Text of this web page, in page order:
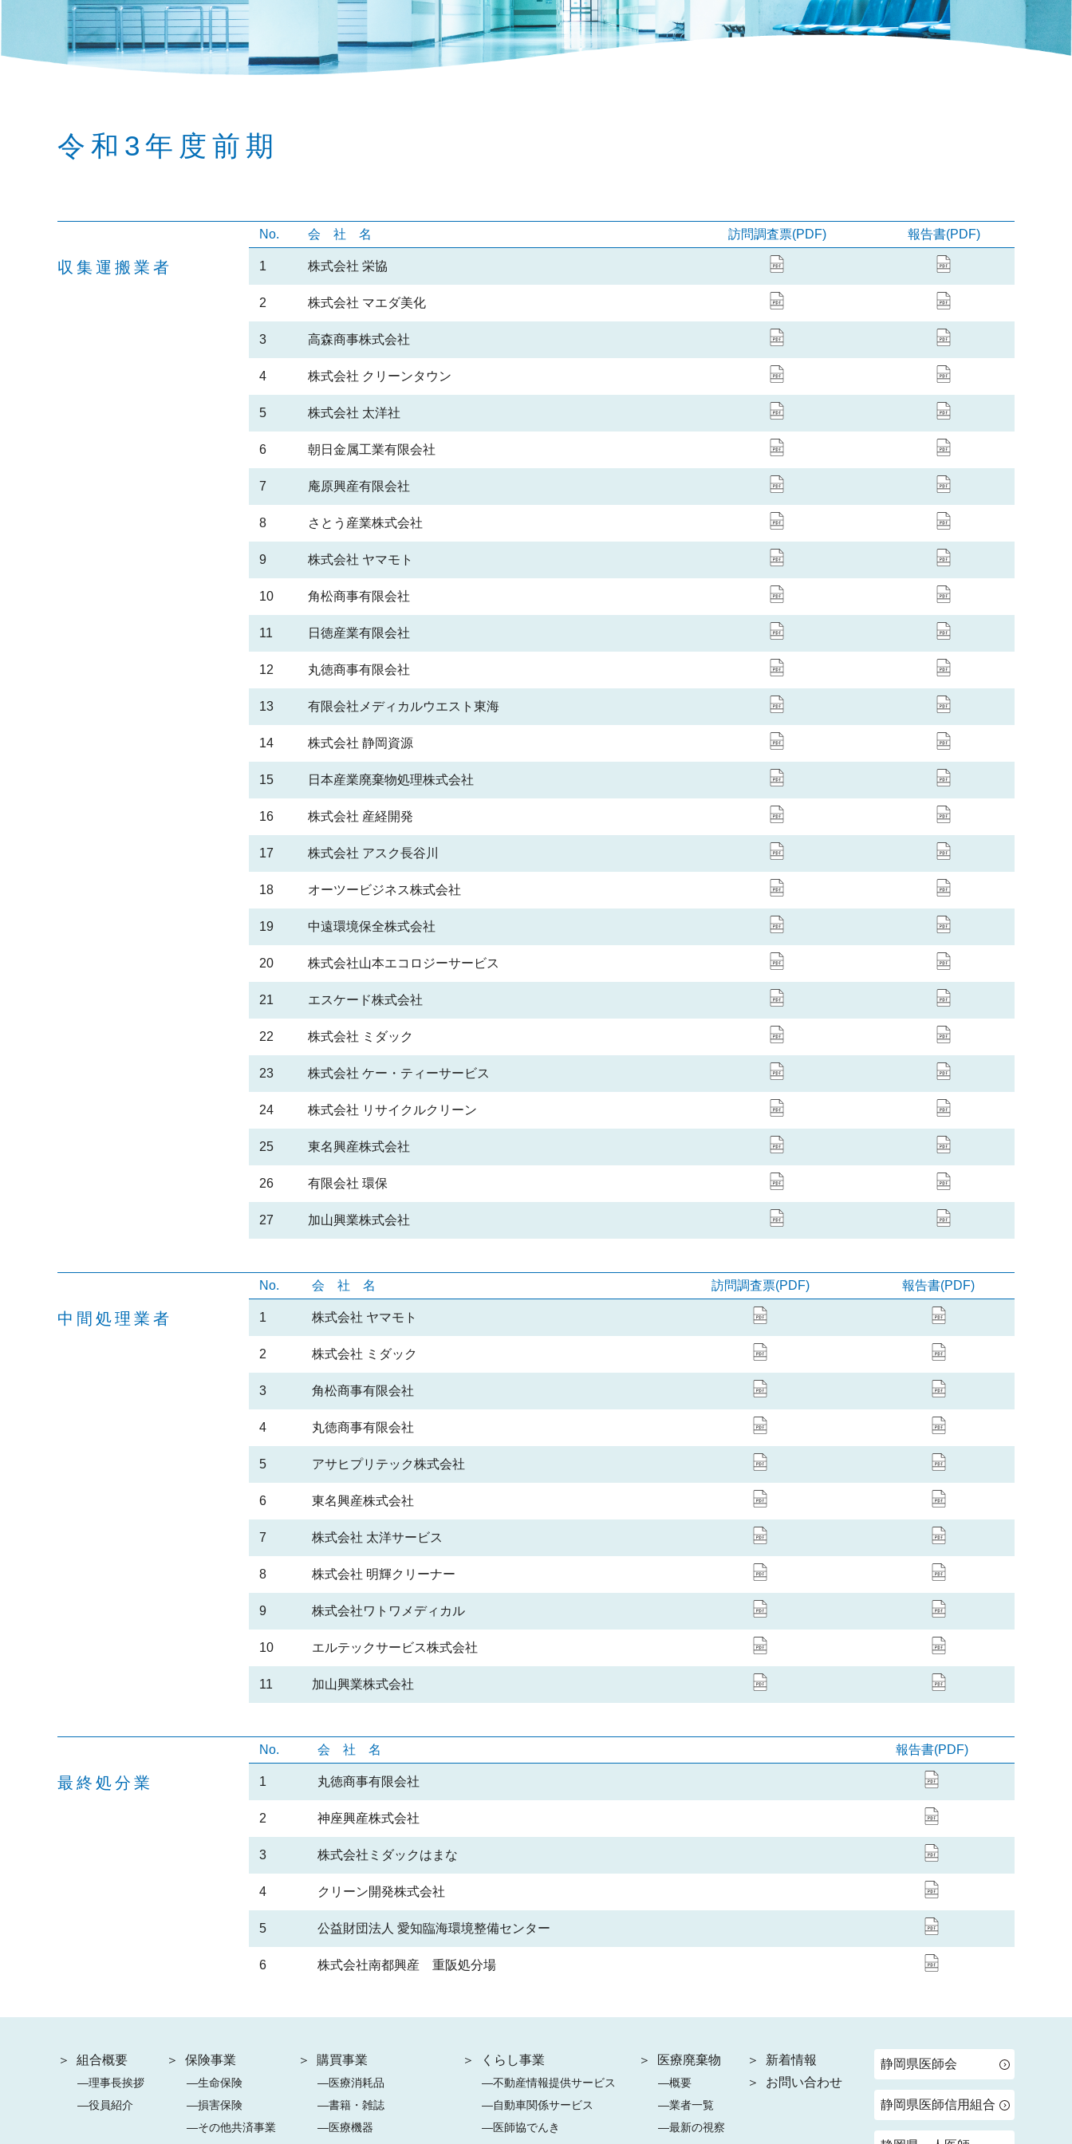
令和3年度前期
収集運搬業者
No. 会社名 訪問調査票(PDF) 報告書(PDF)
1 株式会社 栄協
2 株式会社 マエダ美化
3 高森商事株式会社
4 株式会社 クリーンタウン
5 株式会社 太洋社
6 朝日金属工業有限会社
7 庵原興産有限会社
8 さとう産業株式会社
9 株式会社 ヤマモト
10 角松商事有限会社
11 日徳産業有限会社
12 丸徳商事有限会社
13 有限会社メディカルウエスト東海
14 株式会社 静岡資源
15 日本産業廃棄物処理株式会社
16 株式会社 産経開発
17 株式会社 アスク長谷川
18 オーツービジネス株式会社
19 中遠環境保全株式会社
20 株式会社山本エコロジーサービス
21 エスケード株式会社
22 株式会社 ミダック
23 株式会社 ケー・ティーサービス
24 株式会社 リサイクルクリーン
25 東名興産株式会社
26 有限会社 環保
27 加山興業株式会社
中間処理業者
No. 会社名 訪問調査票(PDF) 報告書(PDF)
1 株式会社 ヤマモト
2 株式会社 ミダック
3 角松商事有限会社
4 丸徳商事有限会社
5 アサヒプリテック株式会社
6 東名興産株式会社
7 株式会社 太洋サービス
8 株式会社 明輝クリーナー
9 株式会社ワトワメディカル
10 エルテックサービス株式会社
11 加山興業株式会社
最終処分業
No. 会社名 報告書(PDF)
1 丸徳商事有限会社
2 神座興産株式会社
3 株式会社ミダックはまな
4 クリーン開発株式会社
5 公益財団法人 愛知臨海環境整備センター
6 株式会社南都興産 重阪処分場
組合概要
理事長挨拶
役員紹介
保険事業
生命保険
損害保険
その他共済事業
購買事業
医療消耗品
書籍・雑誌
医療機器
くらし事業
不動産情報提供サービス
自動車関係サービス
医師協でんき
医療廃棄物
概要
業者一覧
最新の視察
新着情報
お問い合わせ
静岡県医師会
静岡県医師信用組合